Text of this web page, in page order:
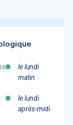
le lundi
matin
le lundi
après-midi